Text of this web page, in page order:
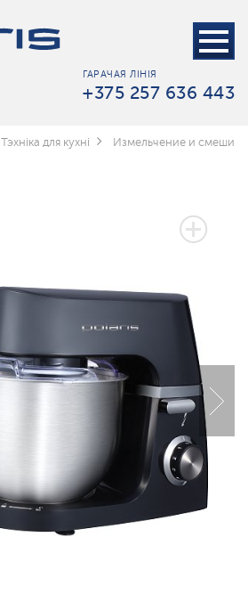
ГАРАЧАЯ ЛІНІЯ
+375 257 636 443
Тэхніка для кухні Измельчение и